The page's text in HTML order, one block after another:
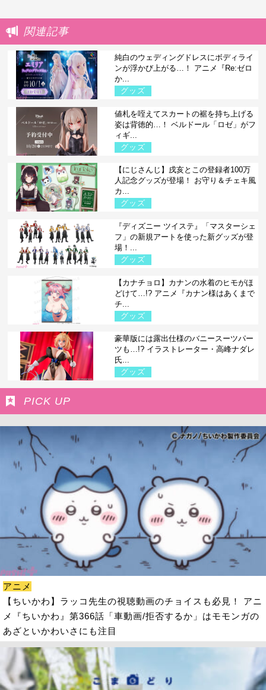
関連記事
純白のウェディングドレスにボディライ
ンが浮かび上がる…！ アニメ『Re:ゼロ
か...
グッズ
値札を咥えてスカートの裾を持ち上げる
姿は背徳的…！ ベルドール「ロゼ」がフ
ィギ...
グッズ
【にじさんじ】戌亥とこの登録者100万
人記念グッズが登場！ お守り＆チェキ風
カ...
グッズ
『ディズニー ツイステ』「マスターシェ
フ」の新規アートを使った新グッズが登
場！...
グッズ
【カナチョロ】カナンの水着のヒモがほ
どけて…!? アニメ『カナン様はあくまで
チ...
グッズ
豪華版には露出仕様のバニースーツパー
ツも…!? イラストレーター・高峰ナダレ
氏...
グッズ
PICK UP
アニメ
【ちいかわ】ラッコ先生の視聴動画のチョイスも必見！ アニ
メ『ちいかわ』第366話「車動画/拒否するか」はモモンガの
あざといかわいさにも注目